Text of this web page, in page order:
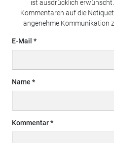
ist ausdrücklich
Kommentaren auf die
angenehme Kommunikation
E-Mail
Name
Kommentar